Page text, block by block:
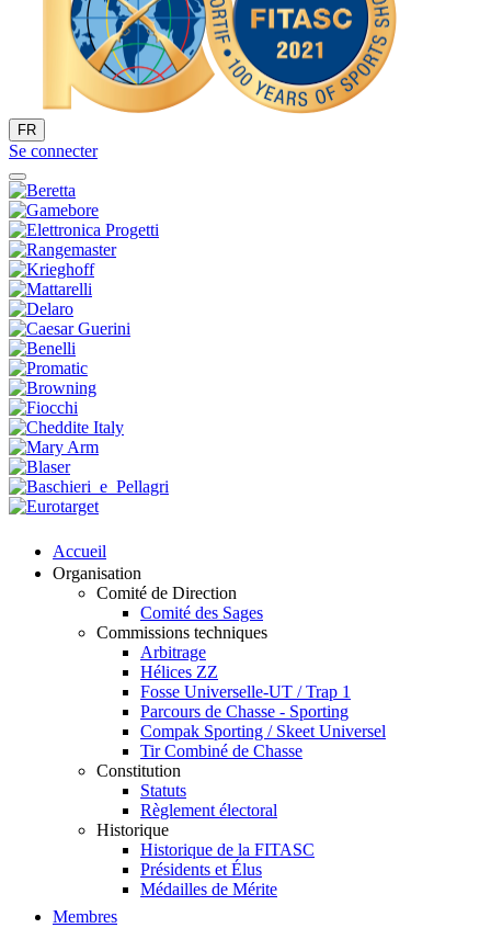
FR
Se connecter
Accueil
Organisation
Comité de Direction
Comité des Sages
Commissions techniques
Arbitrage
Hélices ZZ
Fosse Universelle-UT / Trap 1
Parcours de Chasse - Sporting
Compak Sporting / Skeet Universel
Tir Combiné de Chasse
Constitution
Statuts
Règlement électoral
Historique
Historique de la FITASC
Présidents et Élus
Médailles de Mérite
Membres